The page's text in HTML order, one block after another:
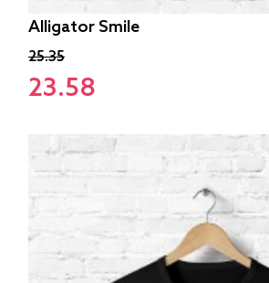
Alligator Smile
25.35
23.58